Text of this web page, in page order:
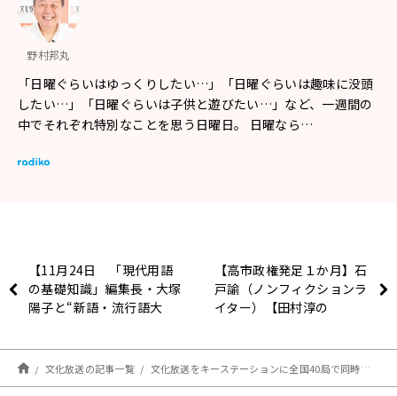
野村邦丸
「日曜ぐらいはゆっくりしたい…」「日曜ぐらいは趣味に没頭
したい…」「日曜ぐらいは子供と遊びたい…」など、一週間の
中でそれぞれ特別なことを思う日曜日。 日曜なら…
【11月24日 「現代用語
の基礎知識」編集長・大塚
陽子と“新語・流行語大
【高市政権発足１か月】石
戸諭（ノンフィクションラ
イター）【田村淳の
22日前半】
文化放送の記事一覧 文化放送をキーステーションに全国40局で同時放送決定！ ジャパネットたかたラジオショッピング35周年記念特別番組『ジャパネットたかた presents いつもラジオと、ラジオとともに 2025』出演： 小島慶子、髙田明 ほか 12月6日（土）午後1時00分～2時55分 生放送